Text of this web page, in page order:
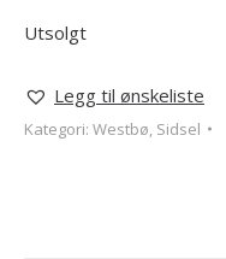
Utsolgt
Legg til ønskeliste
Kategori: Westbø, Sidsel